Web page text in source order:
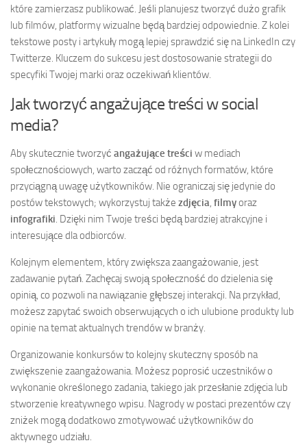
które zamierzasz publikować. Jeśli planujesz tworzyć dużo grafik
lub filmów, platformy wizualne będą bardziej odpowiednie. Z kolei
tekstowe posty i artykuły mogą lepiej sprawdzić się na LinkedIn czy
Twitterze. Kluczem do sukcesu jest dostosowanie strategii do
specyfiki Twojej marki oraz oczekiwań klientów.
Jak tworzyć angażujące treści w social
media?
Aby skutecznie tworzyć angażujące treści w mediach
społecznościowych, warto zacząć od różnych formatów, które
przyciągną uwagę użytkowników. Nie ograniczaj się jedynie do
postów tekstowych; wykorzystuj także zdjęcia, filmyoraz
infografiki. Dzięki nim Twoje treści będą bardziej atrakcyjne i
interesujące dla odbiorców.
Kolejnym elementem, który zwiększa zaangażowanie, jest
zadawanie pytań. Zachęcaj swoją społeczność do dzielenia się
opinią, co pozwoli na nawiązanie głębszej interakcji. Na przykład,
możesz zapytać swoich obserwujących o ich ulubione produkty lub
opinie na temat aktualnych trendów w branży.
Organizowanie konkursów to kolejny skuteczny sposób na
zwiększenie zaangażowania. Możesz poprosić uczestników o
wykonanie określonego zadania, takiego jak przesłanie zdjęcia lub
stworzenie kreatywnego wpisu. Nagrody w postaci prezentów czy
zniżek mogą dodatkowo zmotywować użytkowników do
aktywnego udziału.